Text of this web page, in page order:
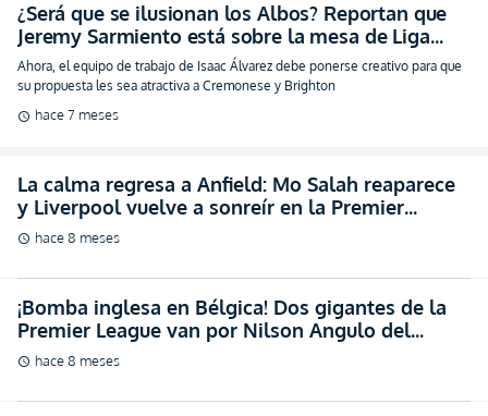
¿Será que se ilusionan los Albos? Reportan que
Jeremy Sarmiento está sobre la mesa de Liga
(VIDEO)
Ahora, el equipo de trabajo de Isaac Álvarez debe ponerse creativo para que
su propuesta les sea atractiva a Cremonese y Brighton
schedule hace 7 meses
La calma regresa a Anfield: Mo Salah reaparece
y Liverpool vuelve a sonreír en la Premier
League (VIDEO)
schedule hace 8 meses
¡Bomba inglesa en Bélgica! Dos gigantes de la
Premier League van por Nilson Angulo del
Anderlecht
schedule hace 8 meses